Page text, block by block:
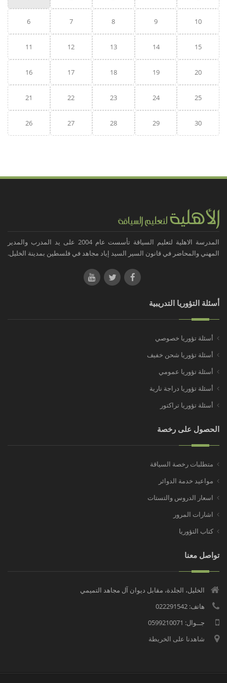
6 7 8 9 10
11 12 13 14 15
16 17 18 19 20
21 22 23 24 25
26 27 28 29 30
المدرسة الاهلية لتعليم السياقة تأسست عام 2004 على يد المدرب والمدير
المهني والمحاضر في قانون السير السيد إياد مجاهد في فلسطين بمدينة الخليل.
أسئلة التؤوريا التدريبية
أسئلة تؤوريا خصوصي
أسئلة تؤوريا شحن خفيف
أسئلة تؤوريا عمومي
أسئلة تؤوريا دراجة نارية
أسئلة تؤوريا تراكتور
الحصول على رخصة
متطلبات رخصة السياقة
مواعيد خدمة الدوائر
اسعار الدروس والتستات
اشارات المرور
كتاب التؤوريا
تواصل معنا
الخليل، الجلدة، مقابل ديوان آل مجاهد التميمي
هاتف: 022291542
جــوال: 0599210071
شاهدنا على الخريطة